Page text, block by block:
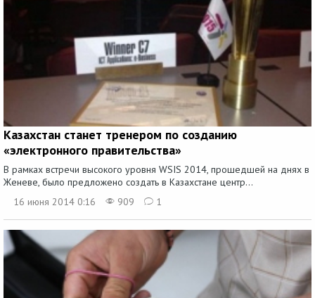
Казахстан станет тренером по созданию
«электронного правительства»
В рамках встречи высокого уровня WSIS 2014, прошедшей на днях в
Женеве, было предложено создать в Казахстане центр...
16 июня 2014 0:16
909 1